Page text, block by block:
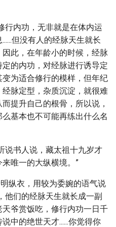
行内功，无非就是在体内运
但没有人的经脉天生就长
此，在年龄小的时候，经脉
的内功，对经脉进行诱导定
为适合修行的模样，但年纪
脉定型，杂质沉淀，就很难
提升自己的根骨，所以说，
基本也不可能再练出什么名
说书人说，藏太祖十九岁才
唯一的大纵横境。”
明纵衣，用较为委婉的语气说
他们的经脉天生就长成一副
爷赏饭吃，修行内功一日千
中的绝世天才......你觉得你